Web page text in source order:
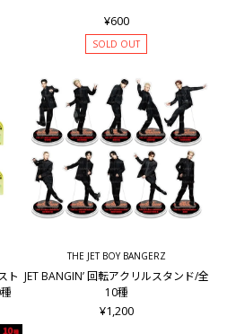
¥600
SOLD OUT
ト
THE JET BOY BANGERZ
JET BANGIN’ 回転アクリルスタンド/全
10種
¥1,200